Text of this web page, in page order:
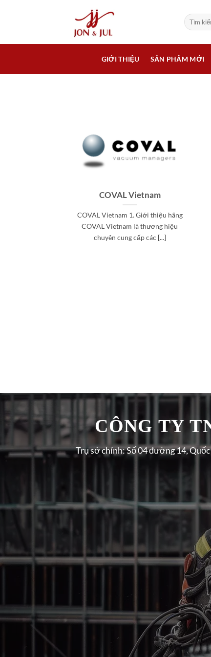
dung
Tìm
kiếm:
GIỚI THIỆU SẢN PHẨM MỚI
COVAL Vietnam
COVAL Vietnam 1. Giới thiệu hãng
COVAL Vietnam là thương hiệu
chuyên cung cấp các [...]
CÔNG TY
Trụ sở chính: Số 04 đường 14,